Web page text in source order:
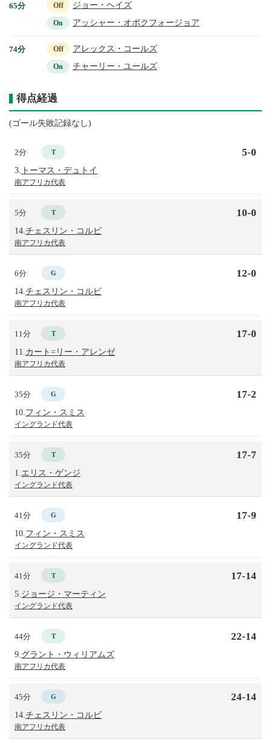
65分 Off ジョー・ヘイズ
On アッシャー・オポクフォージョア
74分 Off アレックス・コールズ
On チャーリー・ユールズ
得点経過
(ゴール失敗記録なし)
2分 T
3. トーマス・デュトイ
南アフリカ代表
5-0
5分 T
14. チェスリン・コルビ
南アフリカ代表
10-0
6分 G
14. チェスリン・コルビ
南アフリカ代表
12-0
11分 T
11. カート=リー・アレンゼ
南アフリカ代表
17-0
35分 G
10. フィン・スミス
イングランド代表
17-2
35分 T
1. エリス・ゲンジ
イングランド代表
17-7
41分 G
10. フィン・スミス
イングランド代表
17-9
41分 T
5. ジョージ・マーティン
イングランド代表
17-14
44分 T
9. グラント・ウィリアムズ
南アフリカ代表
22-14
45分 G
14. チェスリン・コルビ
南アフリカ代表
24-14